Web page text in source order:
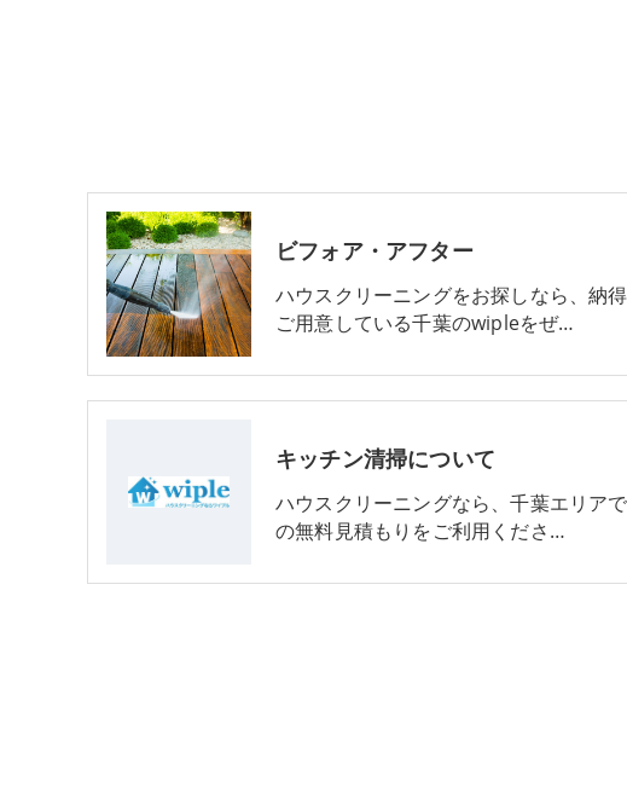
ビフォア・アフター
ハウスクリーニングをお探しなら、納
ご用意している千葉のwipleをぜ…
キッチン清掃について
ハウスクリーニングなら、千葉エリア
の無料見積もりをご利用くださ…